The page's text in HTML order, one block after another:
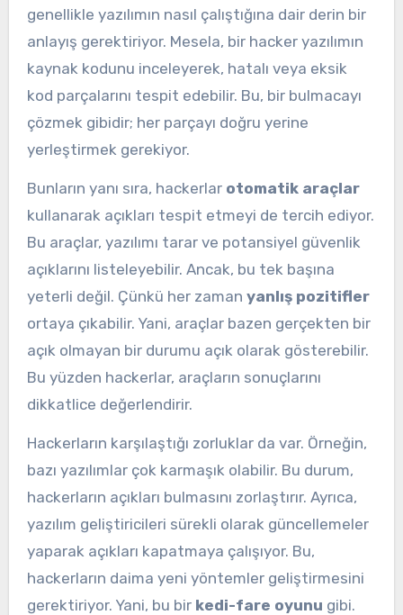
genellikle yazılımın nasıl çalıştığına dair derin bir
anlayış gerektiriyor. Mesela, bir hacker yazılımın
kaynak kodunu inceleyerek, hatalı veya eksik
kod parçalarını tespit edebilir. Bu, bir bulmacayı
çözmek gibidir; her parçayı doğru yerine
yerleştirmek gerekiyor.
Bunların yanı sıra, hackerlar otomatik araçlar
kullanarak açıkları tespit etmeyi de tercih ediyor.
Bu araçlar, yazılımı tarar ve potansiyel güvenlik
açıklarını listeleyebilir. Ancak, bu tek başına
yeterli değil. Çünkü her zaman yanlış pozitifler
ortaya çıkabilir. Yani, araçlar bazen gerçekten bir
açık olmayan bir durumu açık olarak gösterebilir.
Bu yüzden hackerlar, araçların sonuçlarını
dikkatlice değerlendirir.
Hackerların karşılaştığı zorluklar da var. Örneğin,
bazı yazılımlar çok karmaşık olabilir. Bu durum,
hackerların açıkları bulmasını zorlaştırır. Ayrıca,
yazılım geliştiricileri sürekli olarak güncellemeler
yaparak açıkları kapatmaya çalışıyor. Bu,
hackerların daima yeni yöntemler geliştirmesini
gerektiriyor. Yani, bu bir kedi-fare oyunu gibi.